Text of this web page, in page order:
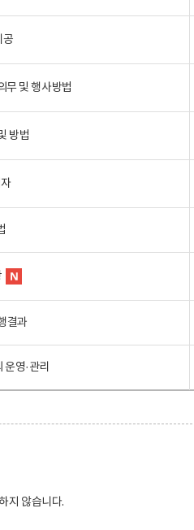
공
무 및 행사방법
방법
결과
영·관리
지 않습니다.